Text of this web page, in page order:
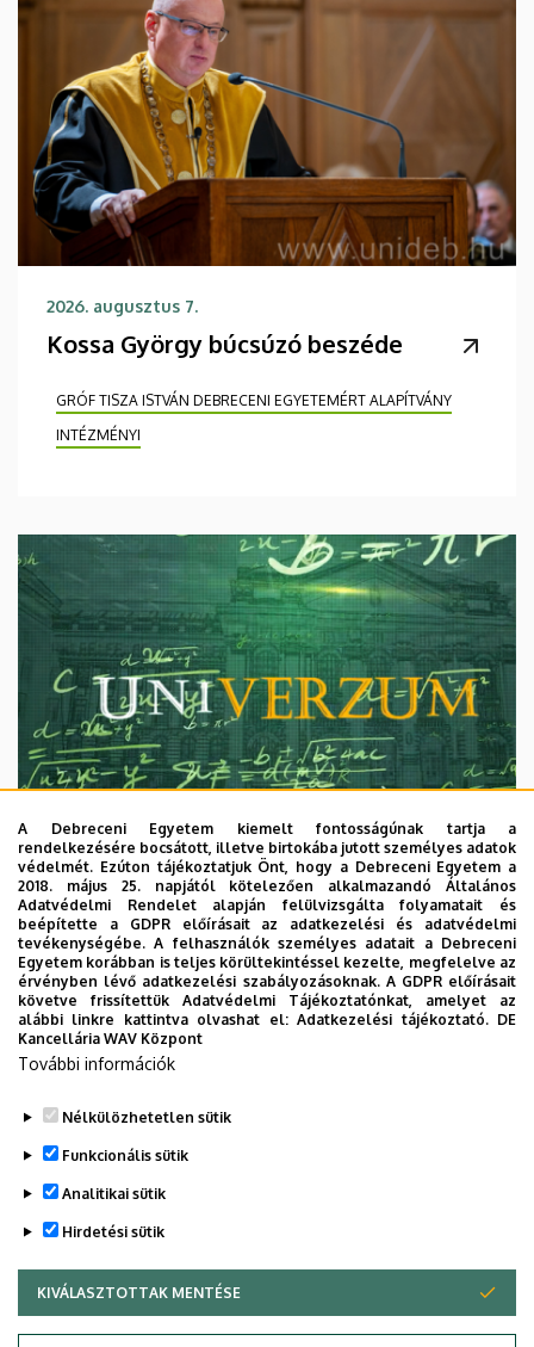
2026. augusztus 7.
Kossa György búcsúzó beszéde
GRÓF TISZA ISTVÁN DEBRECENI EGYETEMÉRT ALAPÍTVÁNY
INTÉZMÉNYI
2026. augusztus 7.
Univerzum: A Debreceni Egyetem
titkos receptjei
KUTATÁS TUDOMÁNY
A Debreceni Egyetem kiemelt fontosságúnak tartja a
rendelkezésére bocsátott, illetve birtokába jutott személyes adatok
védelmét. Ezúton tájékoztatjuk Önt, hogy a Debreceni Egyetem a
2018. május 25. napjától kötelezően alkalmazandó Általános
Adatvédelmi Rendelet alapján felülvizsgálta folyamatait és
beépítette a GDPR előírásait az adatkezelési és adatvédelmi
tevékenységébe. A felhasználók személyes adatait a Debreceni
Egyetem korábban is teljes körültekintéssel kezelte, megfelelve az
érvényben lévő adatkezelési szabályozásoknak. A GDPR előírásait
követve frissítettük Adatvédelmi Tájékoztatónkat, amelyet az
alábbi linkre kattintva olvashat el:Adatkezelési tájékoztató. DE
Kancellária WAV Központ
További információk
Nélkülözhetetlen sütik
Funkcionális sütik
Analitikai sütik
Hirdetési sütik
KIVÁLASZTOTTAK MENTÉSE
WITHDRAW CONSENT